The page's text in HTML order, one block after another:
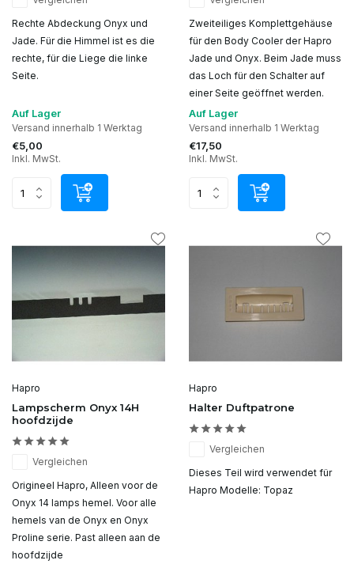
Rechte Abdeckung Onyx und
Jade. Für die Himmel ist es die
rechte, für die Liege die linke
Seite.
Auf Lager
Versand innerhalb 1 Werktag
€5,00
Inkl. MwSt.
Zweiteiliges Komplettgehäuse
für den Body Cooler der Hapro
Jade und Onyx. Beim Jade muss
das Loch für den Schalter auf
einer Seite geöffnet werden.
Auf Lager
Versand innerhalb 1 Werktag
€17,50
Inkl. MwSt.
Hapro
Lampscherm Onyx 14H
hoofdzijde
Vergleichen
Origineel Hapro, Alleen voor de
Onyx 14 lamps hemel. Voor alle
hemels van de Onyx en Onyx
Proline serie. Past alleen aan de
hoofdzijde
Hapro
Halter Duftpatrone
Vergleichen
Dieses Teil wird verwendet für
Hapro Modelle: Topaz